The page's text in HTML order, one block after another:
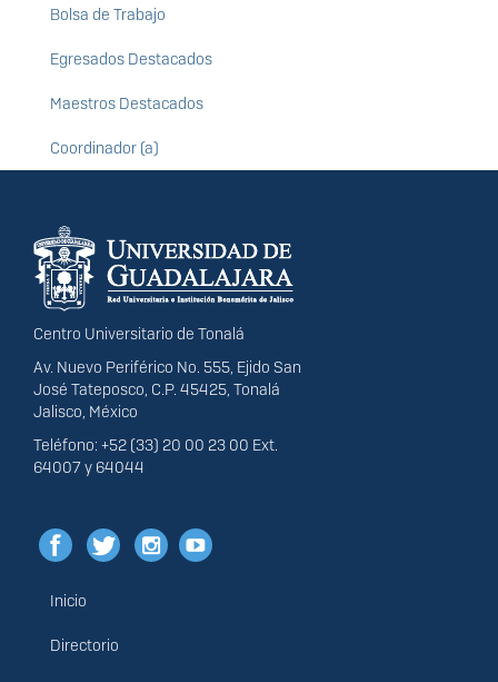
Bolsa de Trabajo
Egresados Destacados
Maestros Destacados
Coordinador (a)
Información del
portal
Centro Universitario de Tonalá
Av. Nuevo Periférico No. 555, Ejido San
José Tateposco, C.P. 45425, Tonalá
Jalisco, México
Teléfono: +52 (33) 20 00 23 00 Ext.
64007 y 64044
Menú
principal
Inicio
Directorio